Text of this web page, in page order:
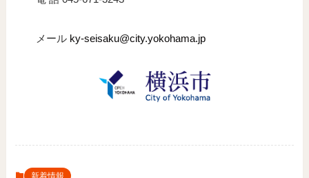
メール ky-seisaku@city.yokohama.jp
新着情報